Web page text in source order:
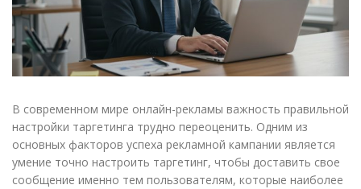
В современном мире онлайн-рекламы важность правильной
настройки таргетинга трудно переоценить. Одним из
основных факторов успеха рекламной кампании является
умение точно настроить таргетинг, чтобы доставить свое
сообщение именно тем пользователям, которые наиболее